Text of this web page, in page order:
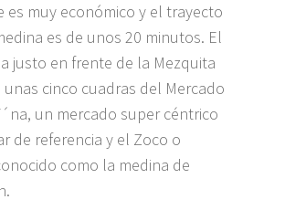
es muy económico y el trayecto
es de unos 20 minutos. El
justo en frente de la Mezquita
cinco cuadras del Mercado
un mercado super céntrico
de referencia y el Zoco o
como la medina de